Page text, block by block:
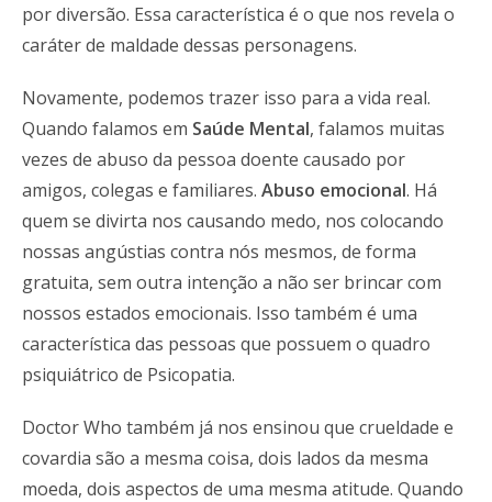
por diversão. Essa característica é o que nos revela o
caráter de maldade dessas personagens.
Novamente, podemos trazer isso para a vida real.
Quando falamos em Saúde Mental, falamos muitas
vezes de abuso da pessoa doente causado por
amigos, colegas e familiares. Abuso emocional. Há
quem se divirta nos causando medo, nos colocando
nossas angústias contra nós mesmos, de forma
gratuita, sem outra intenção a não ser brincar com
nossos estados emocionais. Isso também é uma
característica das pessoas que possuem o quadro
psiquiátrico de Psicopatia.
Doctor Who também já nos ensinou que crueldade e
covardia são a mesma coisa, dois lados da mesma
moeda, dois aspectos de uma mesma atitude. Quando